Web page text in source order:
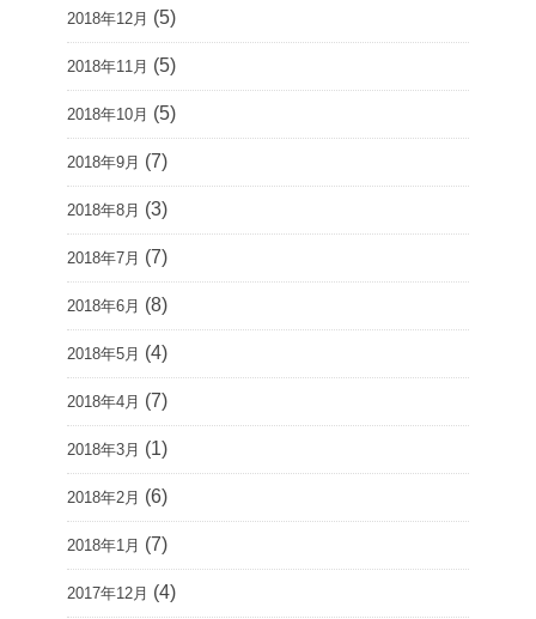
2018年12月 (5)
2018年11月 (5)
2018年10月 (5)
2018年9月 (7)
2018年8月 (3)
2018年7月 (7)
2018年6月 (8)
2018年5月 (4)
2018年4月 (7)
2018年3月 (1)
2018年2月 (6)
2018年1月 (7)
2017年12月 (4)